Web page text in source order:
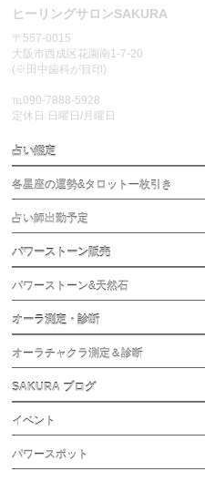
ヒーリングサロンSAKURA
〒557-0015
大阪市西成区花園南1-7-20
(※田中歯科が目印)
℡090-7888-5928
定休日 日曜日/月曜日
占い鑑定
各星座の運勢&タロット一枚引き
占い師出勤予定
パワーストーン販売
パワーストーン&天然石
オーラ測定・診断
オーラチャクラ測定＆診断
SAKURA ブログ
イベント
パワースポット